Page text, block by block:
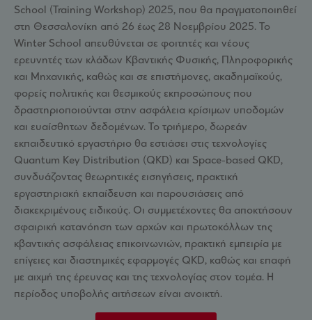
School (Training Workshop) 2025, που θα πραγματοποιηθεί
στη Θεσσαλονίκη από 26 έως 28 Νοεμβρίου 2025. Το
Winter School απευθύνεται σε φοιτητές και νέους
ερευνητές των κλάδων Κβαντικής Φυσικής, Πληροφορικής
και Μηχανικής, καθώς και σε επιστήμονες, ακαδημαϊκούς,
φορείς πολιτικής και θεσμικούς εκπροσώπους που
δραστηριοποιούνται στην ασφάλεια κρίσιμων υποδομών
και ευαίσθητων δεδομένων. Το τριήμερο, δωρεάν
εκπαιδευτικό εργαστήριο θα εστιάσει στις τεχνολογίες
Quantum Key Distribution (QKD) και Space-based QKD,
συνδυάζοντας θεωρητικές εισηγήσεις, πρακτική
εργαστηριακή εκπαίδευση και παρουσιάσεις από
διακεκριμένους ειδικούς. Οι συμμετέχοντες θα αποκτήσουν
σφαιρική κατανόηση των αρχών και πρωτοκόλλων της
κβαντικής ασφάλειας επικοινωνιών, πρακτική εμπειρία με
επίγειες και διαστημικές εφαρμογές QKD, καθώς και επαφή
με αιχμή της έρευνας και της τεχνολογίας στον τομέα. Η
περίοδος υποβολής αιτήσεων είναι ανοικτή.